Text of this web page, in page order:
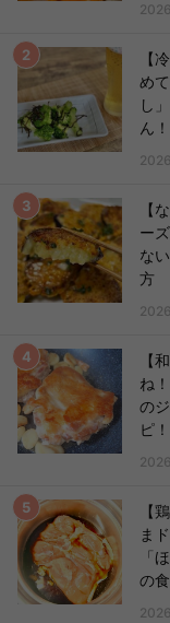
【
め
し
ん
【
ー
な
方
【
ね
の
ピ！
【
ま
「
の